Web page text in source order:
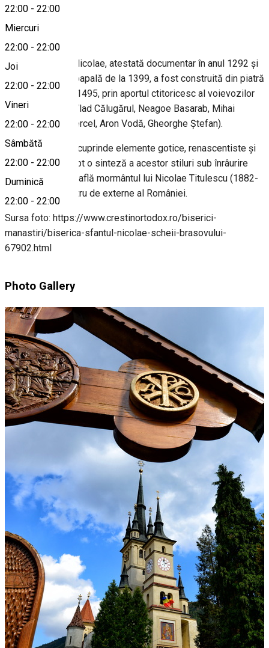
22:00 - 22:00
Miercuri
22:00 - 22:00
Joi
22:00 - 22:00
Vineri
22:00 - 22:00
Sâmbătă
22:00 - 22:00
Duminică
22:00 - 22:00
Despre
Biserica Sfântul Nicolae, atestată documentar în anul 1292 și
amintită de Bula papală de la 1399, a fost construită din piatră
începând cu anul 1495, prin aportul ctitoricesc al voievozilor
de peste munţi (Vlad Călugărul, Neagoe Basarab, Mihai
Viteazul, Petru Cercel, Aron Vodă, Gheorghe Ştefan).
Plastica bisericii cuprinde elemente gotice, renascentiste şi
baroce, fiind în fapt o sinteză a acestor stiluri sub înrâurire
bizantină. Aici se află mormântul lui Nicolae Titulescu (1882-
1941), fost ministru de externe al României.
Sursa foto: https://www.crestinortodox.ro/biserici-
manastiri/biserica-sfantul-nicolae-scheii-brasovului-
67902.html
Photo Gallery